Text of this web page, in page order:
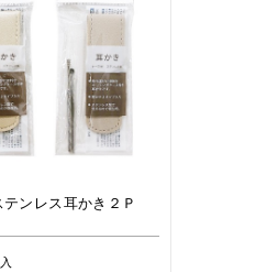
ンレス耳かき２Ｐ